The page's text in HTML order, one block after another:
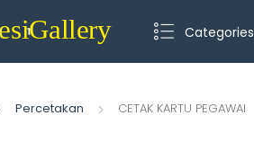
Categories
Percetakan CETAK KARTU PEGAWAI